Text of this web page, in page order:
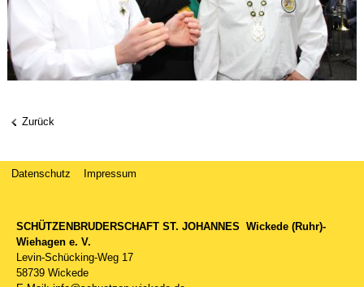
Zurück
Datenschutz Impressum
SCHÜTZENBRUDERSCHAFT ST. JOHANNES Wickede (Ruhr)-
Wiehagen e. V.
Levin-Schücking-Weg 17
58739 Wickede